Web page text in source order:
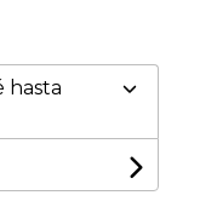
hasta